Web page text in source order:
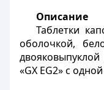
Описание
Таблетки
оболочкой,
«GX EG2» с